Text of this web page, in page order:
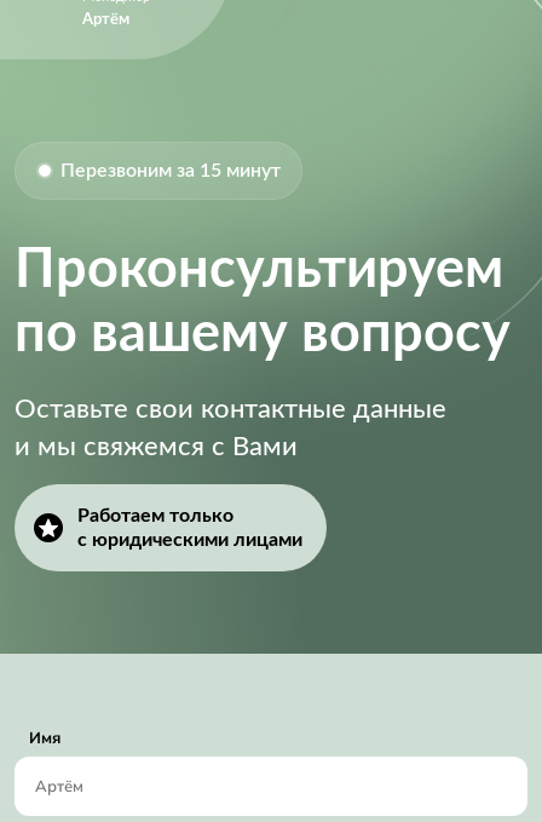
Артём
Перезвоним за 15 минут
Проконсультируем
по вашему вопросу
Оставьте свои контактные данные
и мы свяжемся с Вами
Работаем только
с юридическими лицами
Имя